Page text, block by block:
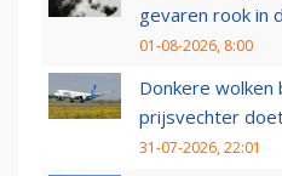
gevaren rook in
01-08-2026, 8:00
Donkere wolken
prijsvechter
31-07-2026, 22:01